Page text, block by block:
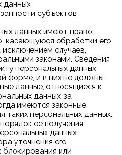
данных.
субъектов
данных имеют право:
касающуюся обработки его
исключением случаев,
законами. Сведения
персональных данных
форме, и в них не должны
данные, относящиеся к
данных, за
имеются законные
таких персональных данных.
ее получения
данных;
уточнения его
блокирования или